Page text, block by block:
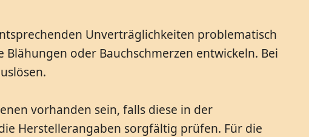
Unverträglichkeiten problematisch
oder Bauchschmerzen entwickeln. Bei
vorhanden sein, falls diese in der
Herstellerangaben sorgfältig prüfen. Für die